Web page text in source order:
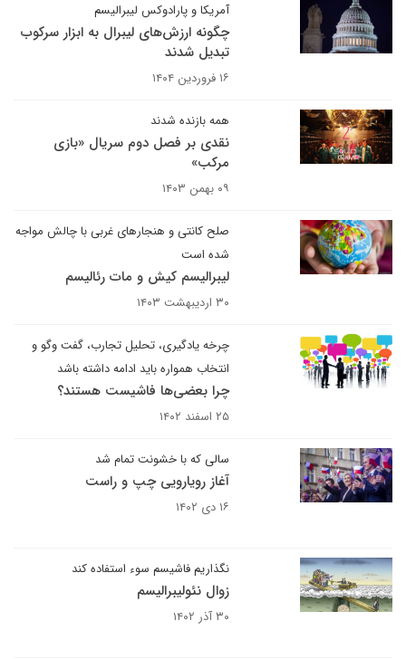
آمریکا و پارادوکس لیبرالیسم
چگونه ارزش‌های لیبرال به ابزار سرکوب
تبدیل شدند
۱۶ فروردین ۱۴۰۴
همه بازنده شدند
نقدی بر فصل دوم سریال «بازی
مرکب»
۰۹ بهمن ۱۴۰۳
صلح کانتی و هنجارهای غربی با چالش مواجه
شده است
لیبرالیسم کیش و مات رئالیسم
۳۰ اردیبهشت ۱۴۰۳
چرخه یادگیری، تحلیل تجارب، گفت وگو و
انتخاب همواره باید ادامه داشته باشد
چرا بعضی‌ها فاشیست هستند؟
۲۵ اسفند ۱۴۰۲
سالی که با خشونت تمام شد
آغاز رویارویی چپ و راست
۱۶ دی ۱۴۰۲
نگذاریم فاشیسم سوء استفاده کند
زوال نئولیبرالیسم
۳۰ آذر ۱۴۰۲